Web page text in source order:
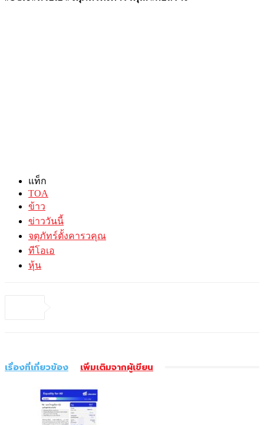
แท็ก
TOA
ข้าว
ข่าววันนี้
จตุภัทร์ตั้งคารวคุณ
ทีโอเอ
หุ้น
เรื่องที่เกี่ยวข้อง เพิ่มเติมจากผู้เขียน